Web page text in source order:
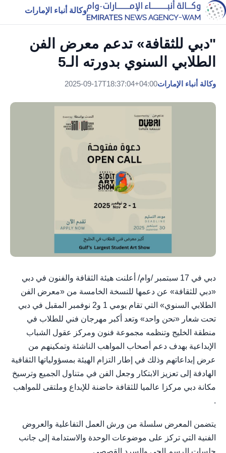
وكالة أنباء الإمارات
"دبي للثقافة» تدعم معرض الفن
الطلابي السنوي بدورته الـ5
وكالة أنباء الإمارات2025-09-17T18:37:04+04:00
دبي في 17 سبتمبر /وام/ أعلنت هيئة الثقافة والفنون في دبي
«دبي للثقافة» عن دعمها للنسخة الخامسة من «معرض الفن
الطلابي السنوي» التي تقام يومي 1 و2 نوفمبر المقبل في دبي
تحت شعار «نحن واحد» وتعد أكبر مهرجان فني للطلاب في
منطقة الخليج وتنظمه مجموعة فنون ومركز عقول الشباب
الإبداعية بهدف دعم أصحاب المواهب الناشئة وتمكينهم من
عرض إبداعاتهم وذلك في إطار التزام الهيئة بمسؤولياتها الثقافية
الهادفة إلى تعزيز الابتكار وجعل الفن في متناول الجميع وترسيخ
مكانة دبي مركزا عالميا للثقافة حاضنة للإبداع وملتقى للمواهب
.
يتضمن المعرض سلسلة من ورش العمل التفاعلية والعروض
الفنية التي تركز على موضوعات الوحدة والاستدامة إلى جانب